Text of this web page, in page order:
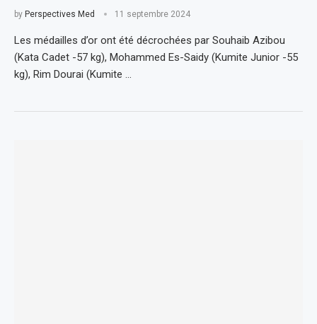
by Perspectives Med 11 septembre 2024
Les médailles d’or ont été décrochées par Souhaib Azibou
(Kata Cadet -57 kg), Mohammed Es-Saidy (Kumite Junior -55
kg), Rim Dourai (Kumite …